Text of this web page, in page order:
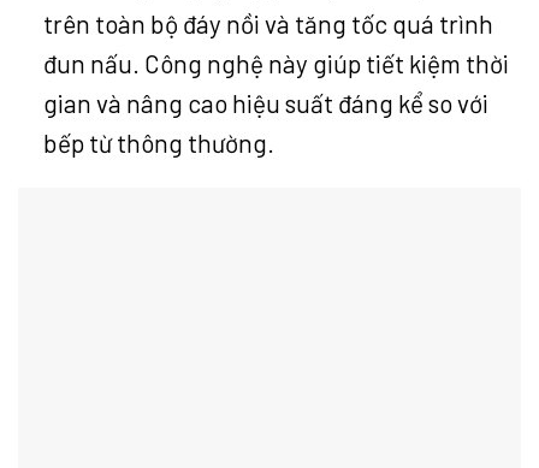
trên toàn bộ đáy nồi và tăng tốc quá trình
đun nấu. Công nghệ này giúp tiết kiệm thời
gian và nâng cao hiệu suất đáng kể so với
bếp từ thông thường.